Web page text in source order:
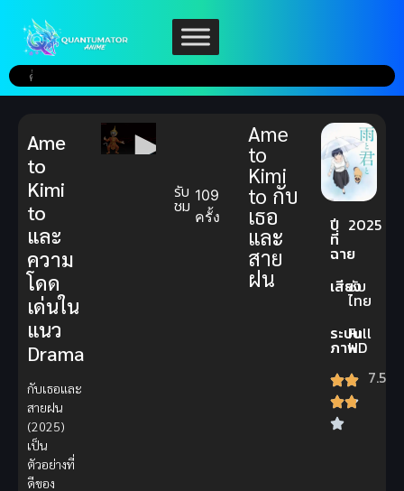
รับ
ชม 109
ครั้ง
Ame
to
Kimi
to กับ
เธอ
และ
สาย
ฝน
ปี
ที่
ฉาย
2025
เสียง
ซับ
ไทย
ระบบ
ภาพ
Full
HD
7.5
Ame
to
Kimi
to
และ
ความ
โดด
เด่นใน
แนว
Drama
กับเธอและ
สายฝน
(2025)
เป็น
ตัวอย่างที่
ดีของ